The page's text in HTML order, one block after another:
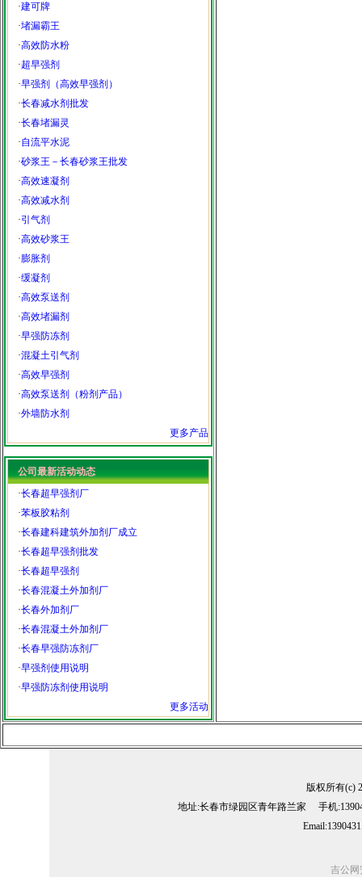
·建可牌
·堵漏霸王
·高效防水粉
·超早强剂
·早强剂（高效早强剂）
·长春减水剂批发
·长春堵漏灵
·自流平水泥
·砂浆王－长春砂浆王批发
·高效速凝剂
·高效减水剂
·引气剂
·高效砂浆王
·膨胀剂
·缓凝剂
·高效泵送剂
·高效堵漏剂
·早强防冻剂
·混凝土引气剂
·高效早强剂
·高效泵送剂（粉剂产品）
·外墙防水剂
更多产品
公司最新活动动态
·长春超早强剂厂
·苯板胶粘剂
·长春建科建筑外加剂厂成立
·长春超早强剂批发
·长春超早强剂
·长春混凝土外加剂厂
·长春外加剂厂
·长春混凝土外加剂厂
·长春早强防冻剂厂
·早强剂使用说明
·早强防冻剂使用说明
更多活动
版权所有(c)
地址:长春市绿园区青年路兰家 手机
吉公网